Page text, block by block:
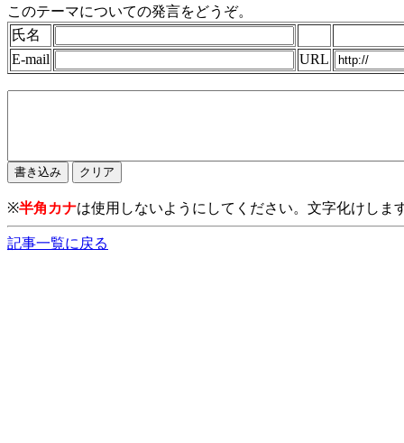
このテーマについての発言をどうぞ。
氏名
E-mail
URL
※半角カナは使用しないようにしてください。文字化けしま
記事一覧に戻る